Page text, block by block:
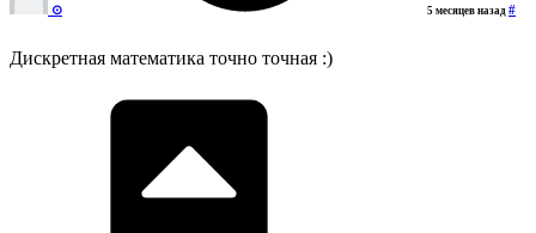
⊙‎‎ 5 месяцев назад #
Дискретная математика точно точная :)